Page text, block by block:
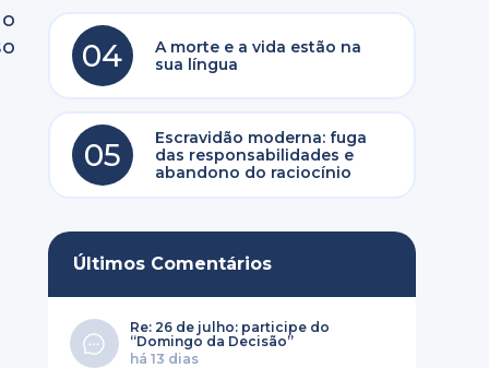
04
A morte e a vida estão na
sua língua
05
Escravidão moderna: fuga
das responsabilidades e
abandono do raciocínio
Últimos Comentários
Re: 26 de julho: participe do
“Domingo da Decisão”
há 13 dias